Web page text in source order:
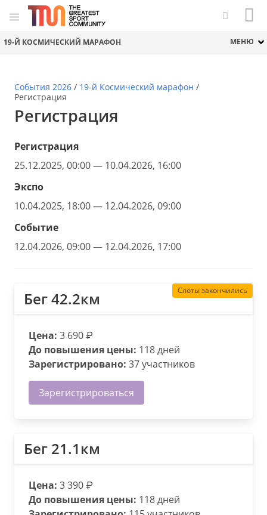
19-Й КОСМИЧЕСКИЙ МАРАФОН МЕНЮ
События 2026 / 19-й Космический марафон /
Регистрация
Регистрация
Регистрация
25.12.2025, 00:00 — 10.04.2026, 16:00
Экспо
10.04.2025, 18:00 — 12.04.2026, 09:00
Событие
12.04.2026, 09:00 — 12.04.2026, 17:00
Бег 42.2км Слоты закончились
Цена: 3 690 ₽
До повышения цены: 118 дней
Зарегистрировано: 37 участников
Зарегистрироваться
Бег 21.1км
Цена: 3 390 ₽
До повышения цены: 118 дней